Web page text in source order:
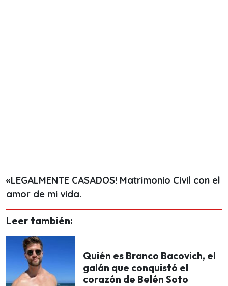
«LEGALMENTE CASADOS! Matrimonio Civil con el
amor de mi vida.
Leer también:
Quién es Branco Bacovich, el
galán que conquistó el
corazón de Belén Soto